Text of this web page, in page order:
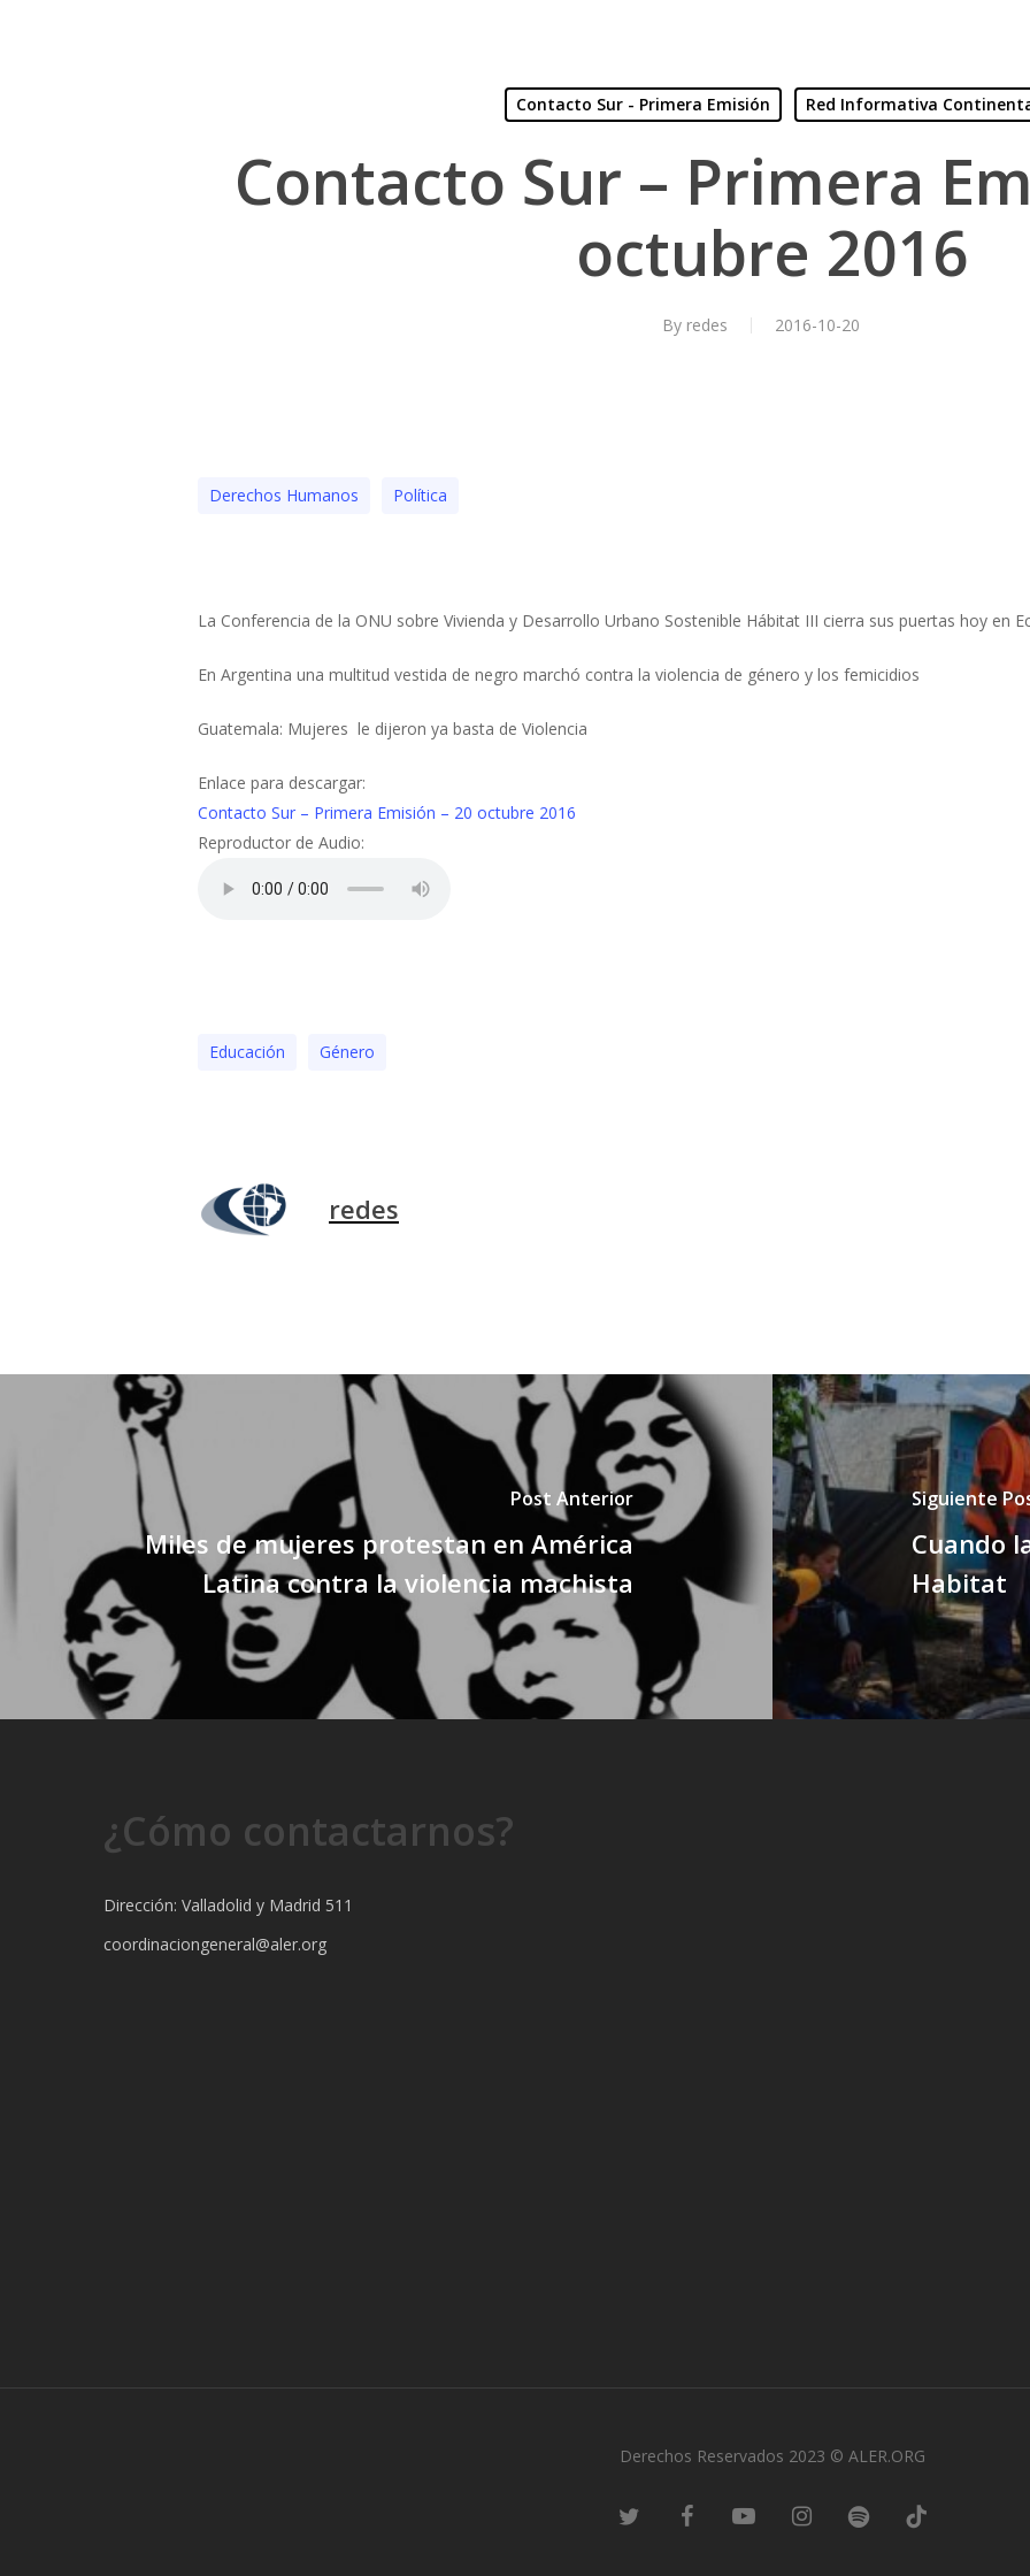
Contacto Sur - Primera Emisión Red Informativa
Contacto Sur – Primera
octubre 2016
By redes 2016-10-20
Derechos Humanos Polí­tica
La Conferencia de la ONU sobre Vivienda y Desarrollo Urbano Sostenible Hábitat III cierra sus puertas hoy en
En Argentina una multitud vestida de negro marchó contra la violencia de género y los femicidios
Guatemala: Mujeres le dijeron ya basta de Violencia
Enlace para descargar:
Contacto Sur – Primera Emisión – 20 octubre 2016
Reproductor de Audio:
Educación Género
redes
Post Anterior
Miles de mujeres protestan en América
Latina contra la violencia machista
Siguiente
Cuando
Habitat
¿Cómo contactarnos?
Dirección: Valladolid y Madrid 511
coordinaciongeneral@aler.org
Derechos Reservados 2023 © ALER.ORG